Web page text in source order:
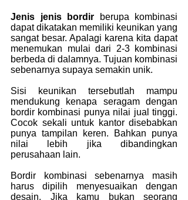
Jenis jenis bordir
berupa kombinasi
dapat dikatakan memiliki keunikan yang
sangat besar. Apalagi karena kita dapat
menemukan mulai dari 2-3 kombinasi
berbeda di dalamnya. Tujuan kombinasi
sebenarnya supaya semakin unik.
Sisi keunikan tersebutlah mampu
mendukung kenapa seragam dengan
bordir kombinasi punya nilai jual tinggi.
Cocok sekali untuk kantor disebabkan
punya tampilan keren. Bahkan punya
nilai lebih jika dibandingkan
perusahaan lain.
Bordir kombinasi sebenarnya masih
harus dipilih menyesuaikan dengan
desain. Jika kamu bukan seorang